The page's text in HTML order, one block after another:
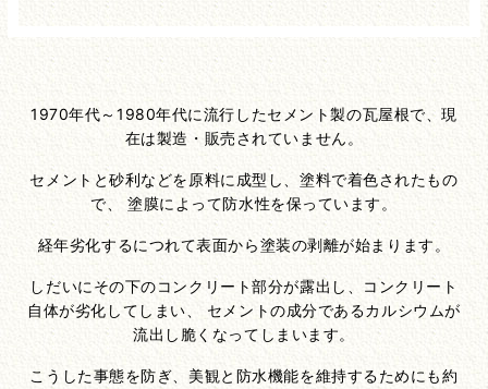
1970年代～1980年代に流行したセメント製の瓦屋根で、現
在は製造・販売されていません。
セメントと砂利などを原料に成型し、塗料で着色されたもの
で、
塗膜によって防水性を保っています。
経年劣化するにつれて表面から塗装の剥離が始まります。
しだいにその下のコンクリート部分が露出し、コンクリート
自体が劣化してしまい、
セメントの成分であるカルシウムが
流出し脆くなってしまいます。
こうした事態を防ぎ、美観と防水機能を維持するためにも約